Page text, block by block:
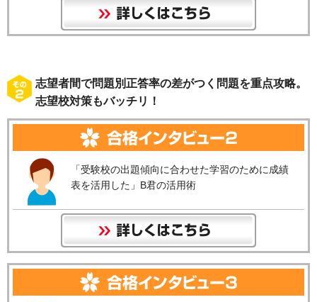
志望者間で問題別正答率の差がつく問題を重点攻略。
志望校対策もバッチリ！
「受験校の出題傾向に合わせた学習のために成績
表を活用した」B君の活用術